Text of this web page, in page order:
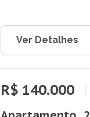
Ver Detalhes
R$ 140.000